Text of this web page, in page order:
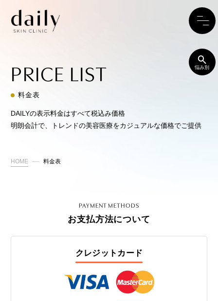
悩み別
PRICE LIST
料金表
DAILYの表示料金はすべて税込み価格
明朗会計で、トレンドの美容医療をカジュアルな価格でご提供
HOME 料金表
PAYMENT METHODS
お支払方法について
クレジットカード